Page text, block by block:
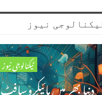
نیوز
ٹیکنالوجی نیوز
دنیا بھر میں